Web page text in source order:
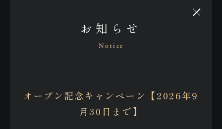
Reservation
お知らせ
Notice
オープン記念キャンペーン【2026年9
月30日まで】